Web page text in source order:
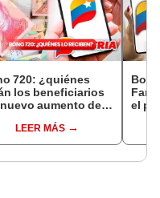
720: ¿quiénes
los beneficiarios
aumento del
LEER MÁS
el